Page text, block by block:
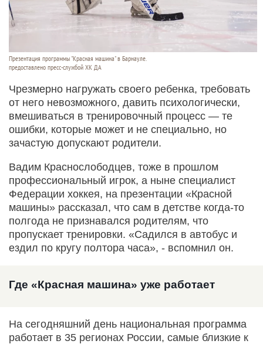
Презентация программы "Красная машина" в Барнауле.
предоставлено пресс-службой ХК ДА
Чрезмерно нагружать своего ребенка, требовать
от него невозможного, давить психологически,
вмешиваться в тренировочный процесс — те
ошибки, которые может и не специально, но
зачастую допускают родители.
Вадим Краснослободцев, тоже в прошлом
профессиональный игрок, а ныне специалист
Федерации хоккея, на презентации «Красной
машины» рассказал, что сам в детстве когда-то
полгода не признавался родителям, что
пропускает тренировки. «Садился в автобус и
ездил по кругу полтора часа», - вспомнил он.
Где «Красная машина» уже работает
На сегодняшний день национальная программа
работает в 35 регионах России, самые близкие к